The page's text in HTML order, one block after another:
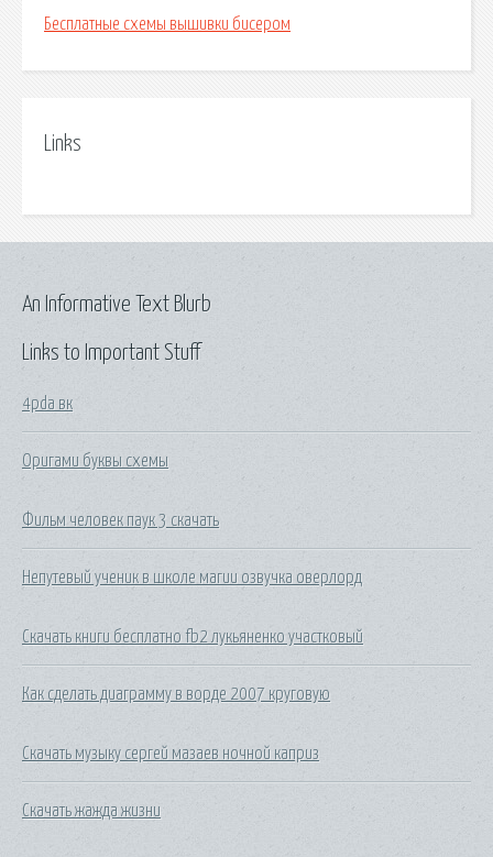
Бесплатные схемы вышивки бисером
Links
Links to Important Stuff
4pda вк
Оригами буквы схемы
Фильм человек паук 3 скачать
Непутевый ученик в школе магии озвучка оверлорд
Скачать книги бесплатно fb2 лукьяненко участковый
Как сделать диаграмму в ворде 2007 круговую
Скачать музыку сергей мазаев ночной каприз
Скачать жажда жизни
An Informative Text Blurb